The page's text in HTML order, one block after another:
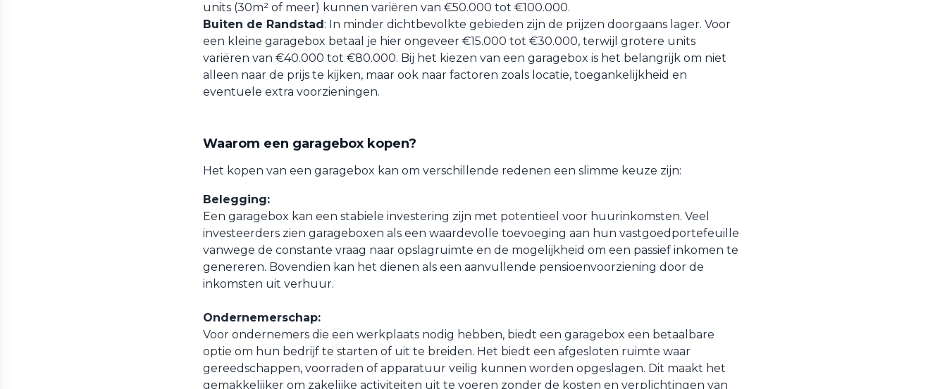
units (30m² of meer) kunnen variëren van €50.000 tot €100.000.
Buiten de Randstad: In minder dichtbevolkte gebieden zijn de prijzen doorgaans lager. Voor
een kleine garagebox betaal je hier ongeveer €15.000 tot €30.000, terwijl grotere units
variëren van €40.000 tot €80.000. Bij het kiezen van een garagebox is het belangrijk om niet
alleen naar de prijs te kijken, maar ook naar factoren zoals locatie, toegankelijkheid en
eventuele extra voorzieningen.
Waarom een garagebox kopen?
Het kopen van een garagebox kan om verschillende redenen een slimme keuze zijn:
Belegging:
Een garagebox kan een stabiele investering zijn met potentieel voor huurinkomsten. Veel
investeerders zien garageboxen als een waardevolle toevoeging aan hun vastgoedportefeuille
vanwege de constante vraag naar opslagruimte en de mogelijkheid om een passief inkomen te
genereren. Bovendien kan het dienen als een aanvullende pensioenvoorziening door de
inkomsten uit verhuur.
Ondernemerschap:
Voor ondernemers die een werkplaats nodig hebben, biedt een garagebox een betaalbare
optie om hun bedrijf te starten of uit te breiden. Het biedt een afgesloten ruimte waar
gereedschappen, voorraden of apparatuur veilig kunnen worden opgeslagen. Dit maakt het
gemakkelijker om zakelijke activiteiten uit te voeren zonder de kosten en verplichtingen van